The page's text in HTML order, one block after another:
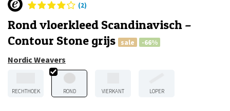
(2)
Rond vloerkleed Scandinavisch –
Contour Stone grijs
sale -66%
Nordic Weavers
RECHTHOEK ROND VIERKANT LOPER